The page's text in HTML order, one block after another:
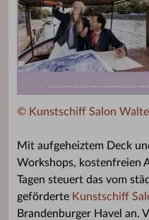
© Kunstschiff Salon
Mit aufgeheiztem Deck
Workshops, kostenfreien
Tagen steuert das vom
geförderte Kunstschiff
Brandenburger Havel an.